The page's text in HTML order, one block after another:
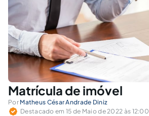
Matrícula de imóvel
Por Matheus César Andrade Diniz
Destacado em 15 de Maio de 2022 às 12:00